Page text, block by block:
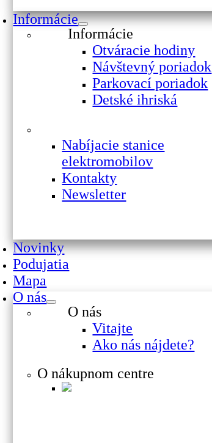
Informácie
Informácie
Otváracie hodiny
Návštevný poriadok
Parkovací poriadok
Detské ihriská
Nabíjacie stanice
elektromobilov
Kontakty
Newsletter
Novinky
Podujatia
Mapa
O nás
O nás
Vitajte
Ako nás nájdete?
O nákupnom centre